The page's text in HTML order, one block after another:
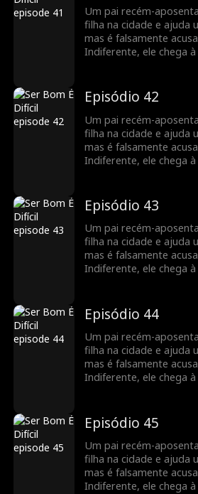
reunião emocionante,
familiar restaurado.
Um pai recém-
filha na cidade e ajuda
mas é falsamente
Indiferente, ele chega
dela se unem para
nome dele, e os dois
reunião emocionante,
familiar restaurado.
Episódio 42
Um pai recém-
filha na cidade e ajuda
mas é falsamente
Indiferente, ele chega
dela se unem para
nome dele, e os dois
reunião emocionante,
familiar restaurado.
Episódio 43
Um pai recém-
filha na cidade e ajuda
mas é falsamente
Indiferente, ele chega
dela se unem para
nome dele, e os dois
reunião emocionante,
familiar restaurado.
Episódio 44
Um pai recém-
filha na cidade e ajuda
mas é falsamente
Indiferente, ele chega
dela se unem para
nome dele, e os dois
reunião emocionante,
familiar restaurado.
Episódio 45
Um pai recém-
filha na cidade e ajuda
mas é falsamente
Indiferente, ele chega